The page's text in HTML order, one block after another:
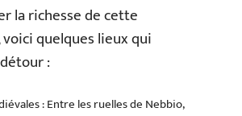
la richesse de cette
quelques lieux qui
:
: Entre les ruelles de Nebbio,